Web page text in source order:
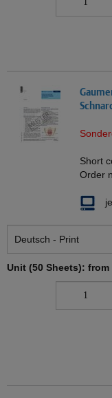
Short
Order
Unit (50 Sheets): from